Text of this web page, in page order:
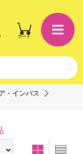
カート
・インバス